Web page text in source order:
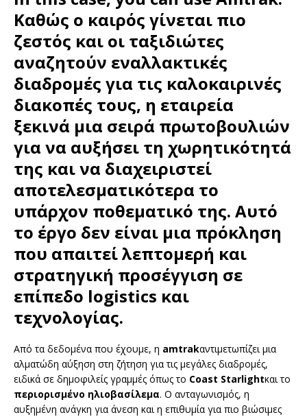
Καθώς ο καιρός γίνεται πιο
ζεστός και οι ταξιδιώτες
αναζητούν εναλλακτικές
διαδρομές για τις καλοκαιρινές
διακοπές τους, η εταιρεία
ξεκινά μια σειρά πρωτοβουλιών
για να αυξήσει τη χωρητικότητά
της και να διαχειριστεί
αποτελεσματικότερα το
υπάρχον ποθεματικό της. Αυτό
το έργο δεν είναι μια πρόκληση
που απαιτεί λεπτομερή και
στρατηγική προσέγγιση σε
επίπεδο logistics και
τεχνολογίας.
Από τα δεδομένα που έχουμε, η amtrakαντιμετωπίζει μια
αλματώδη αύξηση στη ζήτηση για τις μεγάλες διαδρομές,
ειδικά σε δημοφιλείς γραμμές όπως το Coast Starlightκαι το
περιορισμένο ηλιοβασίλεμα. Ο ανταγωνισμός, η
αυξημένη ανάγκη για άνεση και η επιθυμία για πιο βιώσιμες